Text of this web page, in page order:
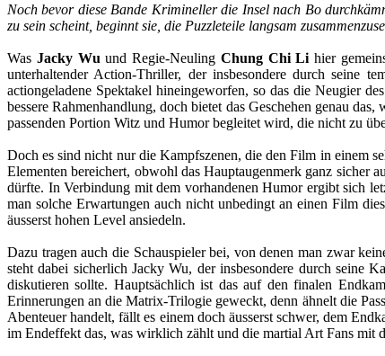
Noch bevor diese Bande Krimineller die Insel nach Bo
zu sein scheint, beginnt sie, die Puzzleteile langsam
Was Jacky Wu und Regie-Neuling Chung Chi Li hier
unterhaltender Action-Thriller, der insbesondere durch seine
actiongeladene Spektakel hineingeworfen, so das die Neugier
bessere Rahmenhandlung, doch bietet das Geschehen genau
passenden Portion Witz und Humor begleitet wird, die nicht zu
Doch es sind nicht nur die Kampfszenen, die den Film in einem
Elementen bereichert, obwohl das Hauptaugenmerk ganz sicher
dürfte. In Verbindung mit dem vorhandenen Humor ergibt sich
man solche Erwartungen auch nicht unbedingt an einen Film
äusserst hohen Level ansiedeln.
Dazu tragen auch die Schauspieler bei, von denen man zwar
steht dabei sicherlich Jacky Wu, der insbesondere durch seine
diskutieren sollte. Hauptsächlich ist das auf den finalen
Erinnerungen an die Matrix-Trilogie geweckt, denn ähnelt die
Abenteuer handelt, fällt es einem doch äusserst schwer, dem
im Endeffekt das, was wirklich zählt und die martial Art Fans mit